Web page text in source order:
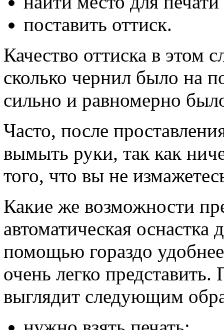
поставить оттиск.
Качество оттиска в этом
сколько чернил было на
сильно и равномерно
Часто, после
вымыть руки, так как
того, что вы не
Какие же возможности
автоматическая оснастка
помощью гораздо
очень легко
выглядит следующим